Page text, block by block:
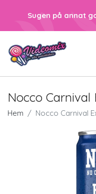
Sugen på annat
Nocco Carnival
Hem Nocco Carnival